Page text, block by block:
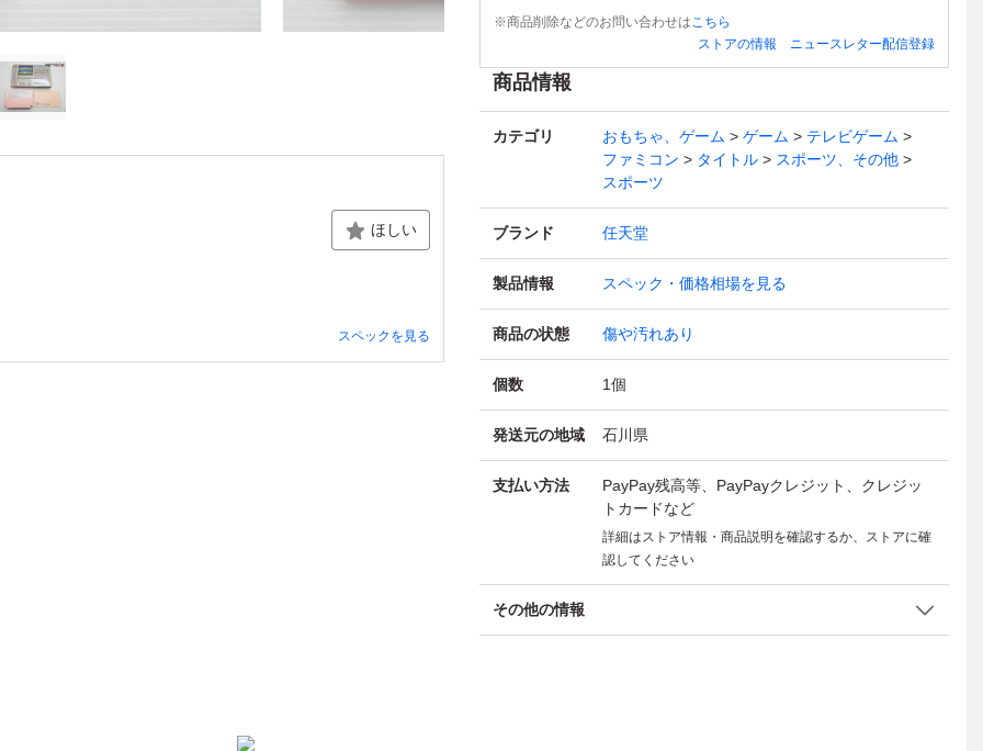
ほしい
スペックを見る
※商品削除などのお問い合わせはこちら
ストアの情報
ニュースレター配信登録
商品情報
カテゴリ おもちゃ、ゲーム ゲーム
テレビゲーム
ファミコン
タイトル
スポーツ、その他
スポーツ
ブランド 任天堂
製品情報 スペック・価格相場を見る
商品の状態 傷や汚れあり
個数 1個
発送元の地域 石川県
支払い方法
PayPay残高等、PayPayクレジット、クレジッ
トカードなど
詳細はストア情報・商品説明を確認するか、ストアに確
認してください
その他の情報